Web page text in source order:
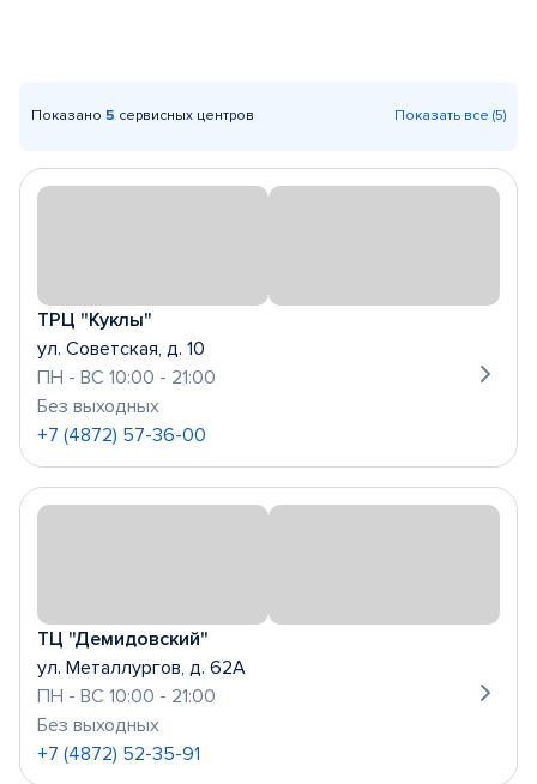
Показано 5 сервисных центров Показать все (5)
ТРЦ "Куклы"
ул. Советская, д. 10
ПН - ВС 10:00 - 21:00
Без выходных
+7 (4872) 57-36-00
ТЦ "Демидовский"
ул. Металлургов, д. 62А
ПН - ВС 10:00 - 21:00
Без выходных
+7 (4872) 52-35-91